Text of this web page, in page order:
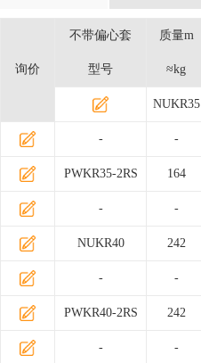
询价
不带偏心套
型号
质量m
≈kg
NUKR35
- -
PWKR35-2RS 164
- -
NUKR40 242
- -
PWKR40-2RS 242
- -